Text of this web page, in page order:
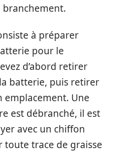
à préparer
pour le
d’abord retirer
batterie, puis retirer
emplacement. Une
est débranché, il est
avec un chiffon
trace de graisse